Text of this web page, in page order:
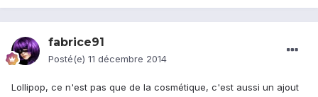
fabrice91
Posté(e) 11 décembre 2014
Lollipop, ce n'est pas que de la cosmétique, c'est aussi un ajout